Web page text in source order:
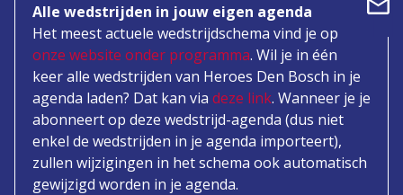
Alle wedstrijden in jouw eigen agenda
Het meest actuele wedstrijdschema vind je op
onze website onder programma. Wil je in één
keer alle wedstrijden van Heroes Den Bosch in je
agenda laden? Dat kan via deze link. Wanneer je je
abonneert op deze wedstrijd-agenda (dus niet
enkel de wedstrijden in je agenda importeert),
zullen wijzigingen in het schema ook automatisch
gewijzigd worden in je agenda.